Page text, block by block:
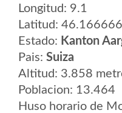
Longitud: 9.1
Latitud:
Estado: Kanton
Pais: Suiza
Altitud: 3.858
Poblacion: 13.464
Huso horario de